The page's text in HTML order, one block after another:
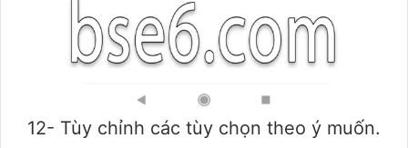
12- Tùy chỉnh các tùy chọn theo ý muốn.